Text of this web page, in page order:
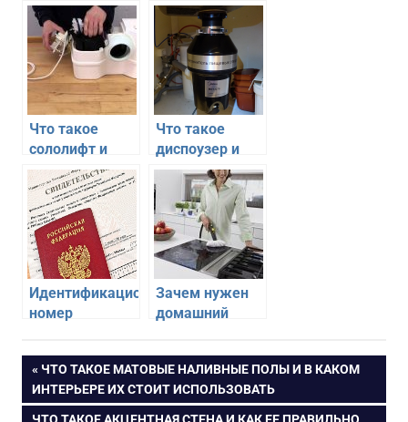
Что такое
сололифт и
зачем он
нужен
Что такое
диспоузер и
зачем он
нужен на кухне
Идентификационный
номер
– ИНН, зачем
нужен, как
оформить и
получить? Где
Зачем нужен
домашний
для уборки
Навигация
по
ПРЕДЫДУЩАЯ
ЗАПИСЬ:
ЧТО ТАКОЕ МАТОВЫЕ НАЛИВНЫЕ ПОЛЫ И В КАКОМ
ИНТЕРЬЕРЕ ИХ СТОИТ ИСПОЛЬЗОВАТЬ
СЛЕДУЮЩАЯ